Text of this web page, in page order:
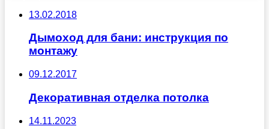
13.02.2018
Дымоход для бани: инструкция по
монтажу
09.12.2017
Декоративная отделка потолка
14.11.2023